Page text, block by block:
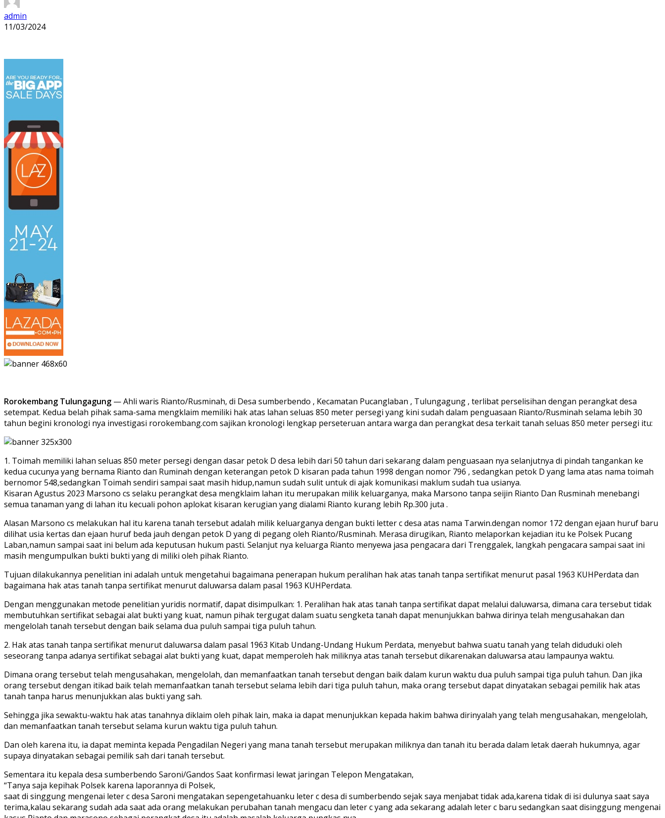
admin
11/03/2024
Rorokembang Tulungagung — Ahli waris Rianto/Rusminah, di Desa sumberbendo , Kecamatan Pucanglaban , Tulungagung , terlibat perselisihan dengan perangkat desa
setempat. Kedua belah pihak sama-sama mengklaim memiliki hak atas lahan seluas 850 meter persegi yang kini sudah dalam penguasaan Rianto/Rusminah selama lebih 30
tahun begini kronologi nya investigasi rorokembang.com sajikan kronologi lengkap perseteruan antara warga dan perangkat desa terkait tanah seluas 850 meter persegi itu:
1. Toimah memiliki lahan seluas 850 meter persegi dengan dasar petok D desa lebih dari 50 tahun dari sekarang dalam penguasaan nya selanjutnya di pindah tangankan ke
kedua cucunya yang bernama Rianto dan Ruminah dengan keterangan petok D kisaran pada tahun 1998 dengan nomor 796 , sedangkan petok D yang lama atas nama toimah
bernomor 548,sedangkan Toimah sendiri sampai saat masih hidup,namun sudah sulit untuk di ajak komunikasi maklum sudah tua usianya.
Kisaran Agustus 2023 Marsono cs selaku perangkat desa mengklaim lahan itu merupakan milik keluarganya, maka Marsono tanpa seijin Rianto Dan Rusminah menebangi
semua tanaman yang di lahan itu kecuali pohon aplokat kisaran kerugian yang dialami Rianto kurang lebih Rp.300 juta .
Alasan Marsono cs melakukan hal itu karena tanah tersebut adalah milik keluarganya dengan bukti letter c desa atas nama Tarwin.dengan nomor 172 dengan ejaan huruf baru
dilihat usia kertas dan ejaan huruf beda jauh dengan petok D yang di pegang oleh Rianto/Rusminah. Merasa dirugikan, Rianto melaporkan kejadian itu ke Polsek Pucang
Laban,namun sampai saat ini belum ada keputusan hukum pasti. Selanjut nya keluarga Rianto menyewa jasa pengacara dari Trenggalek, langkah pengacara sampai saat ini
masih mengumpulkan bukti bukti yang di miliki oleh pihak Rianto.
Tujuan dilakukannya penelitian ini adalah untuk mengetahui bagaimana penerapan hukum peralihan hak atas tanah tanpa sertifikat menurut pasal 1963 KUHPerdata dan
bagaimana hak atas tanah tanpa sertifikat menurut daluwarsa dalam pasal 1963 KUHPerdata.
Dengan menggunakan metode penelitian yuridis normatif, dapat disimpulkan: 1. Peralihan hak atas tanah tanpa sertifikat dapat melalui daluwarsa, dimana cara tersebut tidak
membutuhkan sertifikat sebagai alat bukti yang kuat, namun pihak tergugat dalam suatu sengketa tanah dapat menunjukkan bahwa dirinya telah mengusahakan dan
mengelolah tanah tersebut dengan baik selama dua puluh sampai tiga puluh tahun.
2. Hak atas tanah tanpa sertifikat menurut daluwarsa dalam pasal 1963 Kitab Undang-Undang Hukum Perdata, menyebut bahwa suatu tanah yang telah diduduki oleh
seseorang tanpa adanya sertifikat sebagai alat bukti yang kuat, dapat memperoleh hak miliknya atas tanah tersebut dikarenakan daluwarsa atau lampaunya waktu.
Dimana orang tersebut telah mengusahakan, mengelolah, dan memanfaatkan tanah tersebut dengan baik dalam kurun waktu dua puluh sampai tiga puluh tahun. Dan jika
orang tersebut dengan itikad baik telah memanfaatkan tanah tersebut selama lebih dari tiga puluh tahun, maka orang tersebut dapat dinyatakan sebagai pemilik hak atas
tanah tanpa harus menunjukkan alas bukti yang sah.
Sehingga jika sewaktu-waktu hak atas tanahnya diklaim oleh pihak lain, maka ia dapat menunjukkan kepada hakim bahwa dirinyalah yang telah mengusahakan, mengelolah,
dan memanfaatkan tanah tersebut selama kurun waktu tiga puluh tahun.
Dan oleh karena itu, ia dapat meminta kepada Pengadilan Negeri yang mana tanah tersebut merupakan miliknya dan tanah itu berada dalam letak daerah hukumnya, agar
supaya dinyatakan sebagai pemilik sah dari tanah tersebut.
Sementara itu kepala desa sumberbendo Saroni/Gandos Saat konfirmasi lewat jaringan Telepon Mengatakan,
“Tanya saja kepihak Polsek karena laporannya di Polsek,
saat di singgung mengenai leter c desa Saroni mengatakan sepengetahuanku leter c desa di sumberbendo sejak saya menjabat tidak ada,karena tidak di isi dulunya saat saya
terima,kalau sekarang sudah ada saat ada orang melakukan perubahan tanah mengacu dan leter c yang ada sekarang adalah leter c baru sedangkan saat disinggung mengenai